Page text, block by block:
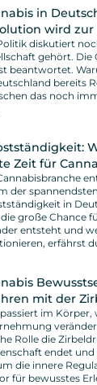
in
wird
diskutiert
gehört. Die
beantwortet.
bereits
das noch
Zeit für
der
in
große Chance
entsteht und
erfährst
mit der
im Körper,
Rolle die
endet
die innere
für bewusstes